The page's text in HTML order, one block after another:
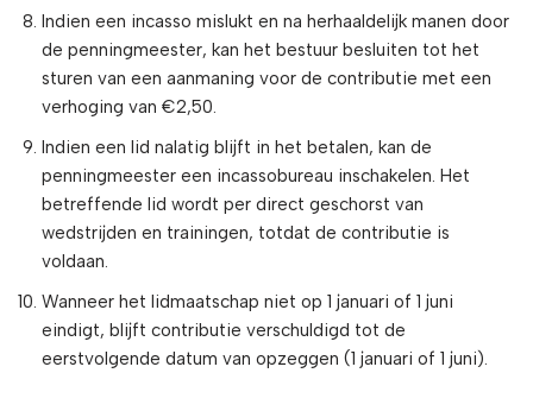
Indien een incasso mislukt en na herhaaldelijk manen door
de penningmeester, kan het bestuur besluiten tot het
sturen van een aanmaning voor de contributie met een
verhoging van €2,50.
Indien een lid nalatig blijft in het betalen, kan de
penningmeester een incassobureau inschakelen. Het
betreffende lid wordt per direct geschorst van
wedstrijden en trainingen, totdat de contributie is
voldaan.
Wanneer het lidmaatschap niet op 1 januari of 1 juni
eindigt, blijft contributie verschuldigd tot de
eerstvolgende datum van opzeggen (1 januari of 1 juni).